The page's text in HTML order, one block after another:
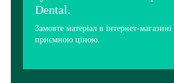
Dental.
Замовте матеріал в інтернет-
приємною ціною.